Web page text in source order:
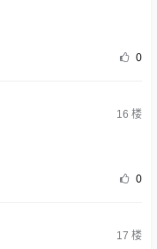
0
16 楼
0
17 楼